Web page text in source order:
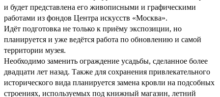
и будет представлена его живописными и графическими
работами из фондов Центра искусств «Москва».
Идёт подготовка не только к приёму экспозиции, но
планируется и уже ведётся работа по обновлению и самой
территории музея.
Необходимо заменить ограждение усадьбы, сделанное более
двадцати лет назад. Также для сохранения привлекательного
исторического вида планируется замена кровли на подсобных
строениях, используемых под книжный магазин, летний